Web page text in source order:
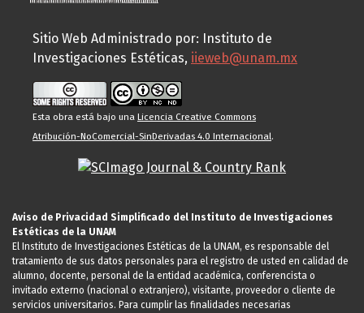
Sitio Web Administrado por: Instituto de
Investigaciones Estéticas, iieweb@unam.mx
Esta obra está bajo una Licencia Creative Commons
Atribución-NoComercial-SinDerivadas 4.0 Internacional.
Aviso de Privacidad Simplificado del Instituto de Investigaciones
Estéticas de la UNAM
El Instituto de Investigaciones Estéticas de la UNAM, es responsable del
tratamiento de sus datos personales para el registro de usted en calidad de
alumno, docente, personal de la entidad académica, conferencista o
invitado externo (nacional o extranjero), visitante, proveedor o cliente de
servicios universitarios. Para cumplir las finalidades necesarias